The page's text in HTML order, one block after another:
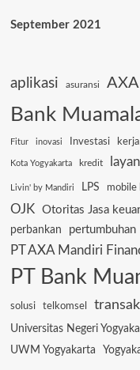
September 2021
aplikasi asuransi
Bank
Fitur inovasi Investasi
Kota Yogyakarta kredit
Livin' by Mandiri LPS mobile
OJK Otoritas Jasa
perbankan
pertumbuhan
PT AXA Mandiri
PT Bank
solusi telkomsel
Universitas Negeri
UWM Yogyakarta